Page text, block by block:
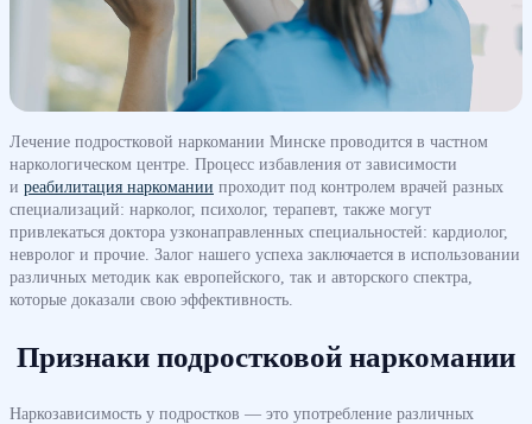
Лечение подростковой наркомании Минске проводится в частном
наркологическом центре. Процесс избавления от зависимости
и реабилитация наркомании проходит под контролем врачей разных
специализаций: нарколог, психолог, терапевт, также могут
привлекаться доктора узконаправленных специальностей: кардиолог,
невролог и прочие. Залог нашего успеха заключается в использовании
различных методик как европейского, так и авторского спектра,
которые доказали свою эффективность.
Признаки подростковой наркомании
Наркозависимость у подростков — это употребление различных